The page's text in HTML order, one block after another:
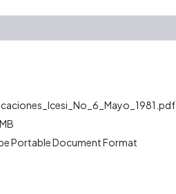
Portable Document Format